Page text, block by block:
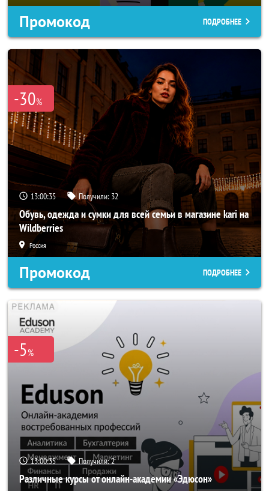
Промокод ПОДРОБНЕЕ
-30%
13:00:33 Получили: 32
Обувь, одежда и сумки для всей семьи в магазине kari на
Wildberries
Россия
Промокод ПОДРОБНЕЕ
-5%
13:00:33 Получили:2
Различные курсы от онлайн-академии «Эдюсон»